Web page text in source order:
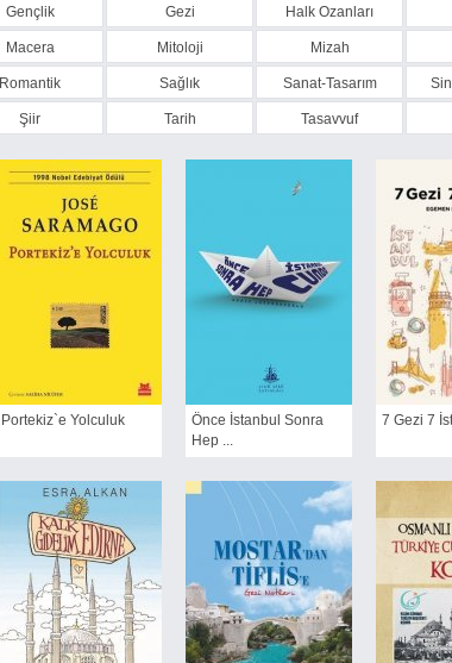
Gençlik Gezi Halk Ozanları
Macera Mitoloji Mizah
Romantik Sağlık Sanat-Tasarım
Şiir Tarih Tasavvuf
Portekiz`e Yolculuk
Önce İstanbul Sonra
Hep ...
7 Gezi 7